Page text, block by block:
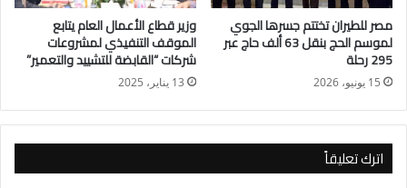
هذا التعاون بين الشركة المصرية للاتصالات ومجموعة 4iG المجرية
يعزز من الجهود المبذولة لتطوير البنية التحتية الرقمية وفقا لأحدث
التقنيات على النحو الذى يسهم فى تحسين خدمات الاتصالات
وتقديمها للمواطنين بكفاءة عالية، وتنمية صناعة الاتصالات
الخدمات الرقمية حيث تعد البنية التحتية الرقمية الركيزة الأساسية
لتحقيق التحول الرقمى.
مصر للطيران تختتم جسرها الجوي
لموسم الحج بنقل 63 ألف حاج عبر
295 رحلة
15 يونيو، 2026
وزير قطاع الأعمال العام يتابع
الموقف التنفيذي لمشروعات
شركات “القابضة للتشييد والتعمير”
13 يناير، 2025
اترك تعليقاً